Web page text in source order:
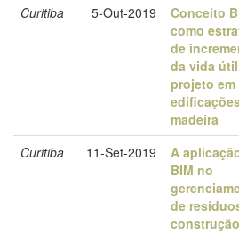
Curitiba 5-Out-2019
Conceito
como
de
da vida
projeto em
madeira
Curitiba 11-Set-2019
A
BIM no
de